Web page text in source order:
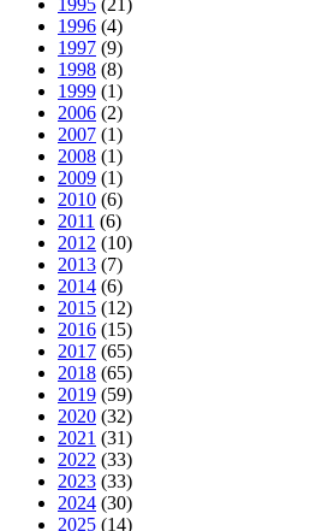
1995 (21)
1996 (4)
1997 (9)
1998 (8)
1999 (1)
2006 (2)
2007 (1)
2008 (1)
2009 (1)
2010 (6)
2011 (6)
2012 (10)
2013 (7)
2014 (6)
2015 (12)
2016 (15)
2017 (65)
2018 (65)
2019 (59)
2020 (32)
2021 (31)
2022 (33)
2023 (33)
2024 (30)
2025 (14)